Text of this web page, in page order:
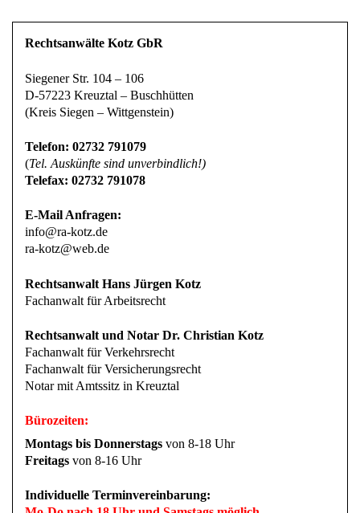
Rechtsanwälte Kotz GbR
D-57223 Kreuztal – Buschhütten
(Kreis Siegen – Wittgenstein)
Telefon: 02732 791079
(Tel. Auskünfte sind unverbindlich!)
Telefax: 02732 791078
info@ra-kotz.de
ra-kotz@web.de
Rechtsanwalt Hans Jürgen Kotz
Fachanwalt für Arbeitsrecht
Fachanwalt für Verkehrsrecht
Fachanwalt für Versicherungsrecht
Notar mit Amtssitz in Kreuztal
Montags bis Donnerstags
Freitags
von 8-16 Uhr
Individuelle Terminvereinbarung:
Mo-Do nach 18 Uhr und Samstags möglich.
Wir richten uns flexibel an die Bedürfnisse unserer